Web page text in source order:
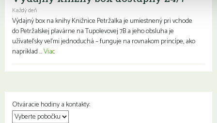
Každý deň
Výdajný box na knihy Knižnice Petržalka je umiestnený pri vchode
do Petržalskej plavárne na Tupolevovej 7B a jeho obsluha je
užívateľsky veľmi jednoduchá – funguje na rovnakom princípe, ako
napríklad ...Viac
Otváracie hodiny a kontakty: